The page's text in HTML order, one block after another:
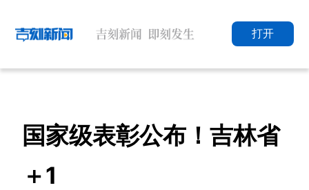
打开
国家级表彰公布！吉林省
＋1